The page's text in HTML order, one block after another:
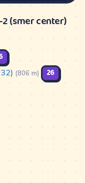
(smer center)
(806 m) 26